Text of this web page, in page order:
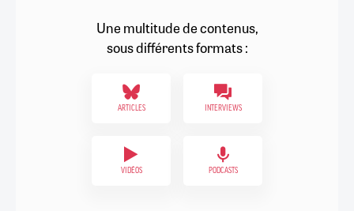
Une multitude de contenus,
sous différents formats :
ARTICLES INTERVIEWS
VIDÉOS PODCASTS